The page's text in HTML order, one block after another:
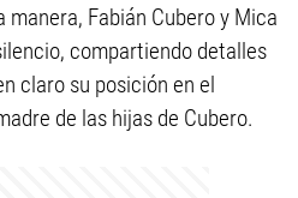
manera, Fabián Cubero y Mica
compartiendo detalles
claro su posición en el
de las hijas de Cubero.